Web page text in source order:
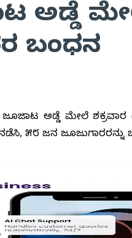
ಅಡ್ಡೆ
ಬಂಧನ
ಜೂಜಾಟ ಅಡ್ಡೆ ಮೇಲೆ
೫೮ ಜನ ಜೂಜುಗಾರರನ್ನು